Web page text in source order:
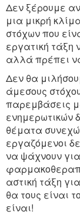
Δεν ξέρουμε
μια μικρή
στόχων που
εργατική τάξη
αλλά πρέπει
Δεν θα
άμεσους
παρεμβάσεις
ενημερωτικών
θέματα
εργαζόμενοι
να ψάχνουν
αστική τάξη
θα τους είναι
είναι!